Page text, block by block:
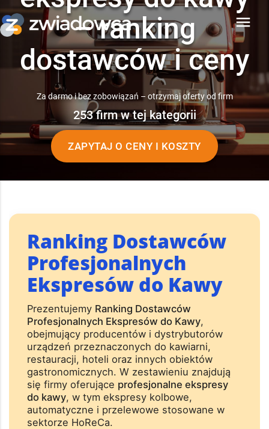
menu
– ranking
dostawców i ceny
Za darmo i bez zobowiązań – otrzymaj oferty od firm
253 firm w tej kategorii
ZAPYTAJ O CENY I KOSZTY
Ranking Dostawców
Profesjonalnych
Ekspresów do Kawy
Prezentujemy Ranking Dostawców
Profesjonalnych Ekspresów do Kawy,
obejmujący producentów i dystrybutorów
urządzeń przeznaczonych do kawiarni,
restauracji, hoteli oraz innych obiektów
gastronomicznych. W zestawieniu znajdują
się firmy oferujące profesjonalne ekspresy
do kawy, w tym ekspresy kolbowe,
automatyczne i przelewowe stosowane w
sektorze HoReCa.